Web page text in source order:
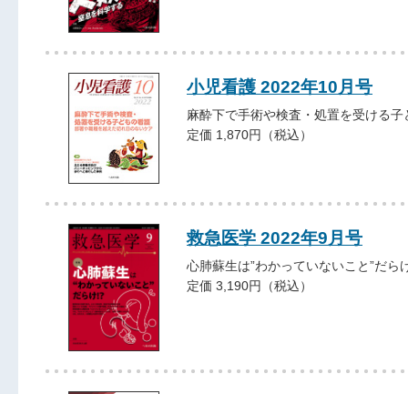
小児看護 2022年10月号
麻酔下で手術や検査・処置を受ける子
定価 1,870円（税込）
救急医学 2022年9月号
心肺蘇生は”わかっていないこと”だら
定価 3,190円（税込）